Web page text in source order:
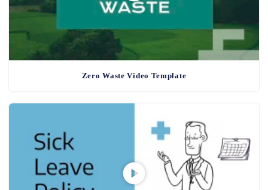
Zero Waste Video Template